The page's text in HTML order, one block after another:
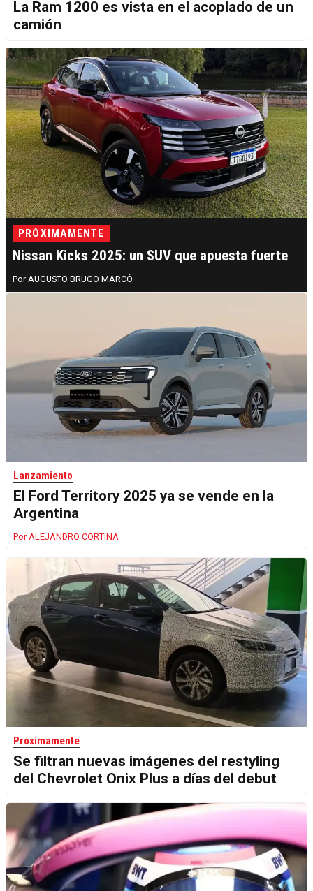
La Ram 1200 es vista en el acoplado de un
camión
PRÓXIMAMENTE
Nissan Kicks 2025: un SUV que apuesta fuerte
AUGUSTO BRUGO MARCÓ
Lanzamiento
El Ford Territory 2025 ya se vende en la
Argentina
ALEJANDRO CORTINA
Próximamente
Se filtran nuevas imágenes del restyling
del Chevrolet Onix Plus a días del debut